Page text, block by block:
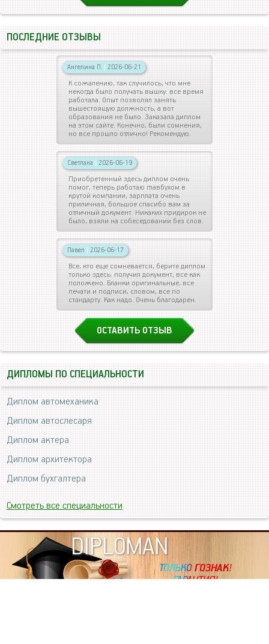
ПОСЛЕДНИЕ ОТЗЫВЫ
Ангелина П. | 2026-06-21
К сожалению, так случилось, что мне
некогда было получать вышку: все время
работала. Опыт позволял занять
вышестоящую должность, а вот
образования не было. Заказала диплом
на этом сайте. Конечно, были сомнения,
но все прошло отлично! Рекомендую.
Светлана | 2026-06-19
Приобретенный здесь диплом очень
помог, теперь работаю главбухом в
крутой компании, зарплата очень
приличная, большое спасибо вам за
отличный документ. Никаких придирок не
было, взяли на собеседовании без слов.
Павел | 2026-06-17
Все, кто еще сомневается, берите диплом
только здесь: получил документ, все как
положено. Бланки оригинальные, все
печати и подписи, словом, все по
стандарту. Как надо. Очень благодарен.
ОСТАВИТЬ ОТЗЫВ
ДИПЛОМЫ ПО СПЕЦИАЛЬНОСТИ
Диплом автомеханика
Диплом автослесаря
Диплом актера
Диплом архитектора
Диплом бухгалтера
Смотреть все специальности
DIPLOMAN